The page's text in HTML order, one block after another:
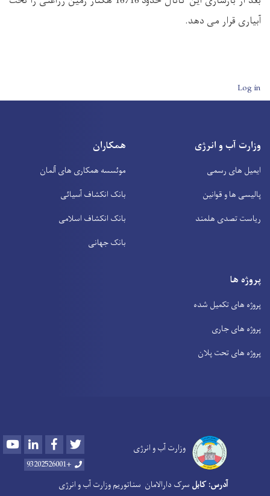
آبیاری قرار می دهد.
User account menu
Log in
وزارت آب و انرژی
ایمیل های رسمی
پالیسی ها و قوانین
ریاست تصدی هلمند
همکاران
موئسسه همکاری های آلمان
بانک انکشاف آسیائی
بانک انکشاف اسلامی
بانک جهانی
پروژه ها
پروژه های تکمیل شده
پروژه های جاری
پروژه های تحت پلان
وزارت آب و انرژی YoutubeLinkedInFacebook
+93202526001
آدرس: کابل سرک دارالامان سناتوریم وزارت آب و انرژی